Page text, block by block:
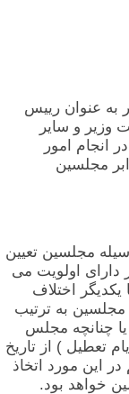
به‏ عنوان‏ رییس‏
وزیر و سایر
انجام‏ امور
مجلسین‏
مجلسین‏ تعیین‏
دارای‏ اولویت‏ می‏
اختلاف‏
به‏ ترتیب‏
یا چنانچه‏ مجلس‏
تعطیل‏ ) از تاریخ‏
این‏ مورد اتخاذ
خواهد بود.